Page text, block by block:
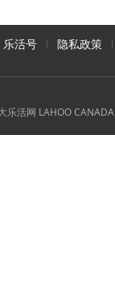
乐活号 隐私政策
活网 LAHOO CANADA